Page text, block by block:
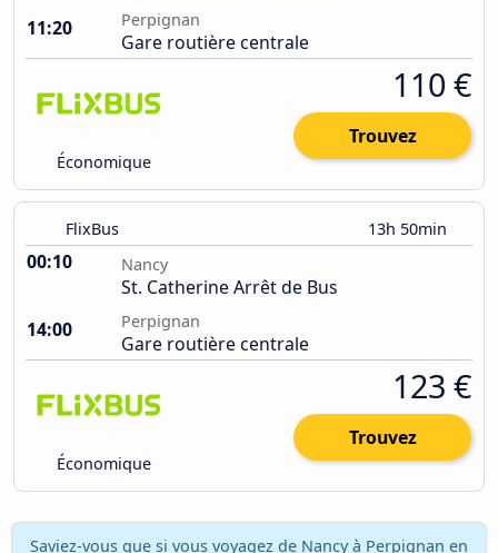
11:20
Perpignan
Gare routière centrale
Économique
110 €
Trouvez
FlixBus 13h 50min
00:10 Nancy
St. Catherine Arrêt de Bus
14:00
Perpignan
Gare routière centrale
Économique
123 €
Trouvez
Saviez-vous que si vous voyagez de Nancy à Perpignan en